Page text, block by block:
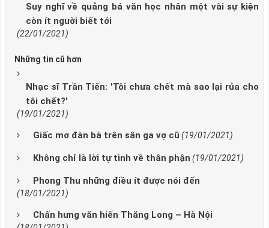
Suy nghĩ về quảng bá văn học nhân một vài sự kiện
còn ít người biết tới
(22/01/2021)
Những tin cũ hơn
Nhạc sĩ Trần Tiến: 'Tôi chưa chết mà sao lại rủa cho
tôi chết?'
(19/01/2021)
Giấc mơ đàn bà trên sân ga vợ cũ (19/01/2021)
Không chỉ là lời tự tình về thân phận (19/01/2021)
Phong Thu những điều ít được nói đến
(18/01/2021)
Chấn hưng văn hiến Thăng Long – Hà Nội